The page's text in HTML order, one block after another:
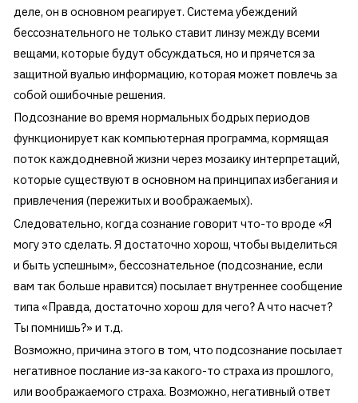
деле, он в основном реагирует. Система убеждений
бессознательного не только ставит линзу между всеми
вещами, которые будут обсуждаться, но и прячется за
защитной вуалью информацию, которая может повлечь за
собой ошибочные решения.
Подсознание во время нормальных бодрых периодов
функционирует как компьютерная программа, кормящая
поток каждодневной жизни через мозаику интерпретаций,
которые существуют в основном на принципах избегания и
привлечения (пережитых и воображаемых).
Следовательно, когда сознание говорит что-то вроде «Я
могу это сделать. Я достаточно хорош, чтобы выделиться
и быть успешным», бессознательное (подсознание, если
вам так больше нравится) посылает внутреннее сообщение
типа «Правда, достаточно хорош для чего? А что насчет?
Ты помнишь?» и т.д.
Возможно, причина этого в том, что подсознание посылает
негативное послание из-за какого-то страха из прошлого,
или воображаемого страха. Возможно, негативный ответ